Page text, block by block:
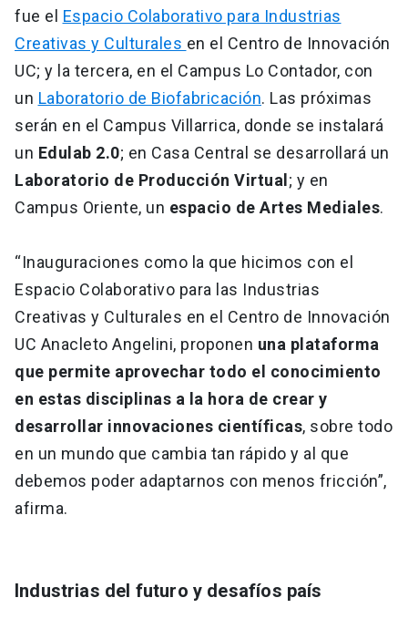
fue el Espacio Colaborativo para Industrias
Creativas y Culturales en el Centro de Innovación
UC; y la tercera, en el Campus Lo Contador, con
un Laboratorio de Biofabricación. Las próximas
serán en el Campus Villarrica, donde se instalará
un Edulab 2.0; en Casa Central se desarrollará un
Laboratorio de Producción Virtual ; y en
Campus Oriente, un espacio de Artes Mediales.
“Inauguraciones como la que hicimos con el
Espacio Colaborativo para las Industrias
Creativas y Culturales en el Centro de Innovación
UC Anacleto Angelini, proponen una plataforma
que permite aprovechar todo el conocimiento
en estas disciplinas a la hora de crear y
desarrollar innovaciones científicas, sobre todo
en un mundo que cambia tan rápido y al que
debemos poder adaptarnos con menos fricción”,
afirma.
Industrias del futuro y desafíos país